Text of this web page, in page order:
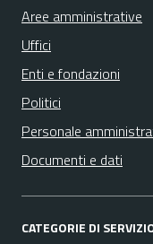
Aree amministrative
Uffici
Enti e fondazioni
Politici
Personale
Documenti e dati
CATEGORIE DI